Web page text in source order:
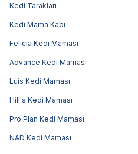
Kedi Tarakları
Kedi Mama Kabı
Felicia Kedi Maması
Advance Kedi Maması
Luis Kedi Maması
Hill's Kedi Maması
Pro Plan Kedi Maması
N&D Kedi Maması